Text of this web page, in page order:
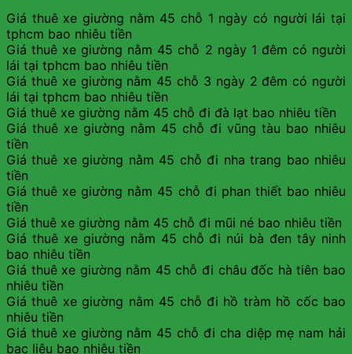
Giá thuê xe giường nằm 45 chỗ 1 ngày có người lái tại
tphcm bao nhiêu tiền
Giá thuê xe giường nằm 45 chỗ 2 ngày 1 đêm có người
lái tại tphcm bao nhiêu tiền
Giá thuê xe giường nằm 45 chỗ 3 ngày 2 đêm có người
lái tại tphcm bao nhiêu tiền
Giá thuê xe giường nằm 45 chỗ đi đà lạt bao nhiêu tiền
Giá thuê xe giường nằm 45 chỗ đi vũng tàu bao nhiêu
tiền
Giá thuê xe giường nằm 45 chỗ đi nha trang bao nhiêu
tiền
Giá thuê xe giường nằm 45 chỗ đi phan thiết bao nhiêu
tiền
Giá thuê xe giường nằm 45 chỗ đi mũi né bao nhiêu tiền
Giá thuê xe giường nằm 45 chỗ đi núi bà đen tây ninh
bao nhiêu tiền
Giá thuê xe giường nằm 45 chỗ đi châu đốc hà tiên bao
nhiêu tiền
Giá thuê xe giường nằm 45 chỗ đi hồ tràm hồ cốc bao
nhiêu tiền
Giá thuê xe giường nằm 45 chỗ đi cha diệp mẹ nam hải
bạc liêu bao nhiêu tiền